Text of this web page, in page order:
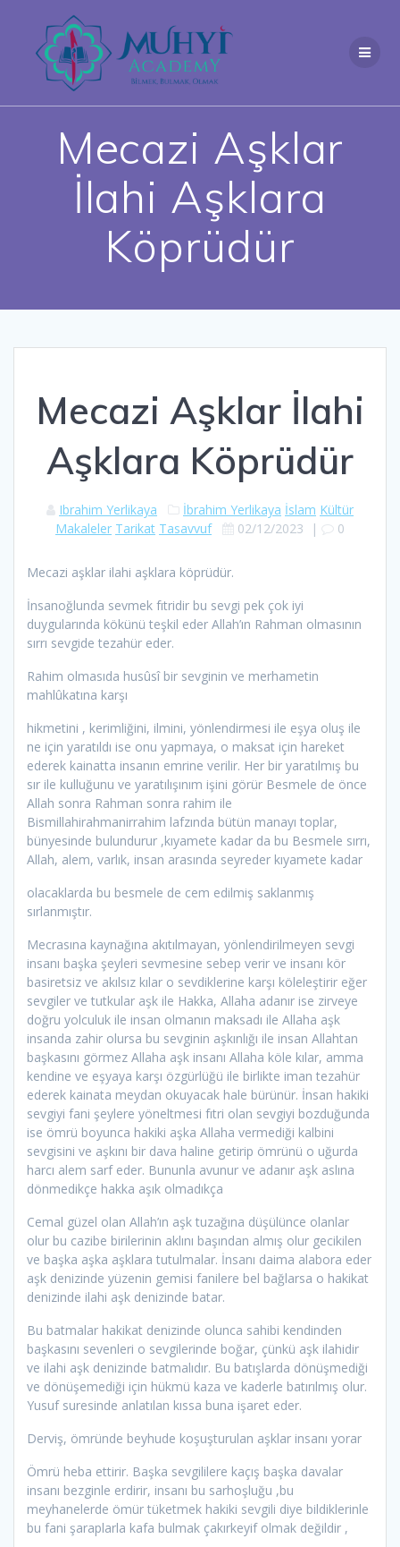
content
Mecazi Aşklar
İlahi Aşklara
Köprüdür
Mecazi Aşklar İlahi
Aşklara Köprüdür
Ibrahim Yerlikaya İbrahim Yerlikaya İslam Kültür
Makaleler Tarikat Tasavvuf 02/12/2023 | 0
Mecazi aşklar ilahi aşklara köprüdür.
İnsanoğlunda sevmek fıtridir bu sevgi pek çok iyi
duygularında kökünü teşkil eder Allah’ın Rahman olmasının
sırrı sevgide tezahür eder.
Rahim olmasıda husûsî bir sevginin ve merhametin
mahlûkatına karşı
hikmetini , kerimliğini, ilmini, yönlendirmesi ile eşya oluş ile
ne için yaratıldı ise onu yapmaya, o maksat için hareket
ederek kainatta insanın emrine verilir. Her bir yaratılmış bu
sır ile kulluğunu ve yaratılışınım işini görür Besmele de önce
Allah sonra Rahman sonra rahim ile
Bismillahirahmanirrahim lafzında bütün manayı toplar,
bünyesinde bulundurur ,kıyamete kadar da bu Besmele sırrı,
Allah, alem, varlık, insan arasında seyreder kıyamete kadar
olacaklarda bu besmele de cem edilmiş saklanmış
sırlanmıştır.
Mecrasına kaynağına akıtılmayan, yönlendirilmeyen sevgi
insanı başka şeyleri sevmesine sebep verir ve insanı kör
basiretsiz ve akılsız kılar o sevdiklerine karşı köleleştirir eğer
sevgiler ve tutkular aşk ile Hakka, Allaha adanır ise zirveye
doğru yolculuk ile insan olmanın maksadı ile Allaha aşk
insanda zahir olursa bu sevginin aşkınlığı ile insan Allahtan
başkasını görmez Allaha aşk insanı Allaha köle kılar, amma
kendine ve eşyaya karşı özgürlüğü ile birlikte iman tezahür
ederek kainata meydan okuyacak hale bürünür. İnsan hakiki
sevgiyi fani şeylere yöneltmesi fıtri olan sevgiyi bozduğunda
ise ömrü boyunca hakiki aşka Allaha vermediği kalbini
sevgisini ve aşkını bir dava haline getirip ömrünü o uğurda
harcı alem sarf eder. Bununla avunur ve adanır aşk aslına
dönmedikçe hakka aşık olmadıkça
Cemal güzel olan Allah’ın aşk tuzağına düşülünce olanlar
olur bu cazibe birilerinin aklını başından almış olur gecikilen
ve başka aşka aşklara tutulmalar. İnsanı daima alabora eder
aşk denizinde yüzenin gemisi fanilere bel bağlarsa o hakikat
denizinde ilahi aşk denizinde batar.
Bu batmalar hakikat denizinde olunca sahibi kendinden
başkasını sevenleri o sevgilerinde boğar, çünkü aşk ilahidir
ve ilahi aşk denizinde batmalıdır. Bu batışlarda dönüşmediği
ve dönüşemediği için hükmü kaza ve kaderle batırılmış olur.
Yusuf suresinde anlatılan kıssa buna işaret eder.
Derviş, ömründe beyhude koşuşturulan aşklar insanı yorar
Ömrü heba ettirir. Başka sevgililere kaçış başka davalar
insanı bezginle erdirir, insanı bu sarhoşluğu ,bu
meyhanelerde ömür tüketmek hakiki sevgili diye bildiklerinle
bu fani şaraplarla kafa bulmak çakırkeyif olmak değildir ,